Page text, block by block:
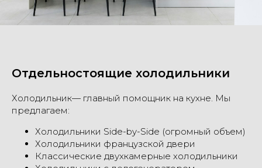
Отдельностоящие холодильники
Холодильник— главный помощник на кухне. Мы
предлагаем:
Холодильники Side-by-Side (огромный объем)
Холодильники французской двери
Классические двухкамерные холодильники